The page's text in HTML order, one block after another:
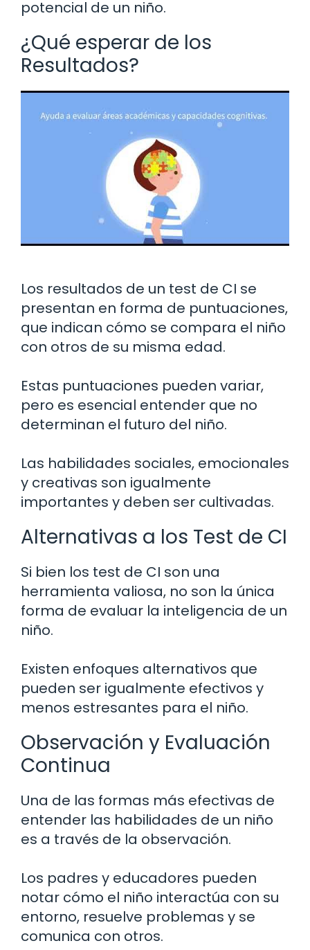
potencial de un niño.
¿Qué esperar de los
Resultados?
Los resultados de un test de CI se
presentan en forma de puntuaciones,
que indican cómo se compara el niño
con otros de su misma edad.
Estas puntuaciones pueden variar,
pero es esencial entender que no
determinan el futuro del niño.
Las habilidades sociales, emocionales
y creativas son igualmente
importantes y deben ser cultivadas.
Alternativas a los Test de CI
Si bien los test de CI son una
herramienta valiosa, no son la única
forma de evaluar la inteligencia de un
niño.
Existen enfoques alternativos que
pueden ser igualmente efectivos y
menos estresantes para el niño.
Observación y Evaluación
Continua
Una de las formas más efectivas de
entender las habilidades de un niño
es a través de la observación.
Los padres y educadores pueden
notar cómo el niño interactúa con su
entorno, resuelve problemas y se
comunica con otros.